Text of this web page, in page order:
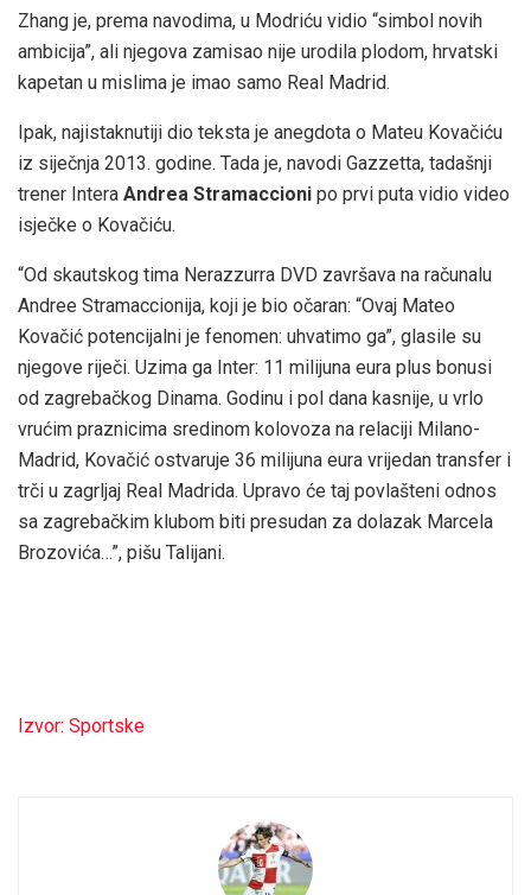
Zhang je, prema navodima, u Modriću vidio “simbol novih
ambicija”, ali njegova zamisao nije urodila plodom, hrvatski
kapetan u mislima je imao samo Real Madrid.
Ipak, najistaknutiji dio teksta je anegdota o Mateu Kovačiću
iz siječnja 2013. godine. Tada je, navodi Gazzetta, tadašnji
trener Intera Andrea Stramaccioni po prvi puta vidio video
isječke o Kovačiću.
“Od skautskog tima Nerazzurra DVD završava na računalu
Andree Stramaccionija, koji je bio očaran: “Ovaj Mateo
Kovačić potencijalni je fenomen: uhvatimo ga”, glasile su
njegove riječi. Uzima ga Inter: 11 milijuna eura plus bonusi
od zagrebačkog Dinama. Godinu i pol dana kasnije, u vrlo
vrućim praznicima sredinom kolovoza na relaciji Milano-
Madrid, Kovačić ostvaruje 36 milijuna eura vrijedan transfer i
trči u zagrljaj Real Madrida. Upravo će taj povlašteni odnos
sa zagrebačkim klubom biti presudan za dolazak Marcela
Brozovića…”, pišu Talijani.
Izvor: Sportske